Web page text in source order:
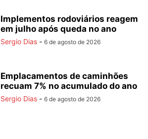
Implementos rodoviários reagem
em julho após queda no ano
Sergio Dias - 6 de agosto de 2026
Emplacamentos de caminhões
recuam 7% no acumulado do ano
Sergio Dias - 6 de agosto de 2026